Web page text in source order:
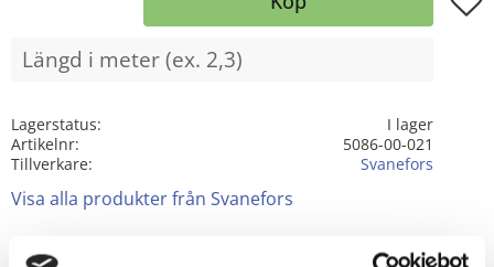
Lagerstatus
I lager
Artikelnr
5086-00-021
Tillverkare
Svanefors
Visa alla produkter från Svanefors